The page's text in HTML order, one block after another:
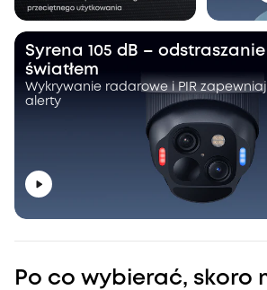
Syrena 105 dB –
światłem
Wykrywanie radarowe i PIR
alerty
Po co wybierać, skoro